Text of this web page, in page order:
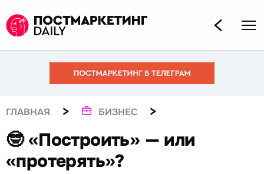
ГЛАВНАЯ > БИЗНЕС >
🤓 «Построить» — или
«протерять»?